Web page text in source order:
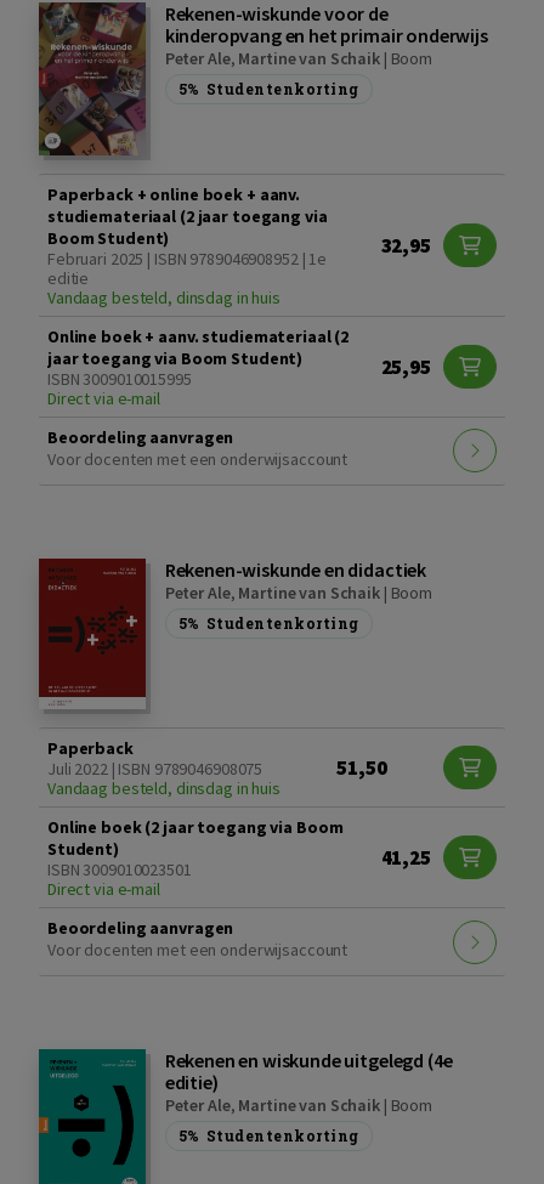
Rekenen-wiskunde voor de
kinderopvang en het primair onderwijs
Peter Ale, Martine van Schaik | Boom
5% Studentenkorting
Paperback + online boek + aanv.
studiemateriaal (2 jaar toegang via
Boom Student)
Februari 2025 | ISBN 9789046908952 | 1e
editie
Vandaag besteld, dinsdag in huis
32,95
Online boek + aanv. studiemateriaal (2
jaar toegang via Boom Student)
ISBN 3009010015995
Direct via e-mail
25,95
Beoordeling aanvragen
Voor docenten met een onderwijsaccount
Rekenen-wiskunde en didactiek
Peter Ale, Martine van Schaik | Boom
5% Studentenkorting
Paperback
Juli 2022 | ISBN 9789046908075
Vandaag besteld, dinsdag in huis
51,50
Online boek (2 jaar toegang via Boom
Student)
ISBN 3009010023501
Direct via e-mail
41,25
Beoordeling aanvragen
Voor docenten met een onderwijsaccount
Rekenen en wiskunde uitgelegd (4e
editie)
Peter Ale, Martine van Schaik | Boom
5% Studentenkorting